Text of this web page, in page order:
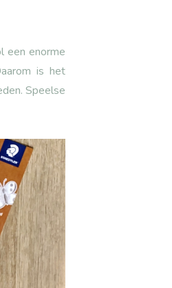
een enorme
is het
Speelse